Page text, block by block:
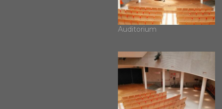
Auditorium